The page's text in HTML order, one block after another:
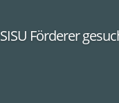
SISU Förderer